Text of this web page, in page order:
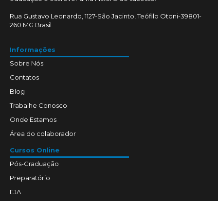
Rua Gustavo Leonardo, 1127-São Jacinto, Teófilo Otoni-39801-
260 MG Brasil
Informações
Sobre Nós
Contatos
Blog
Trabalhe Conosco
Onde Estamos
Área do colaborador
Cursos Online
Pós-Graduação
Preparatório
EJA